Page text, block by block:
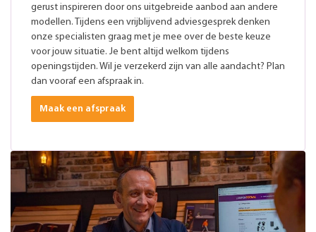
gerust inspireren door ons uitgebreide aanbod aan andere
modellen. Tijdens een vrijblijvend adviesgesprek denken
onze specialisten graag met je mee over de beste keuze
voor jouw situatie. Je bent altijd welkom tijdens
openingstijden. Wil je verzekerd zijn van alle aandacht? Plan
dan vooraf een afspraak in.
Maak een afspraak